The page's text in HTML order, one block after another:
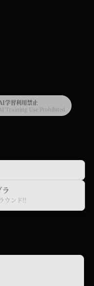
学習利用禁止
Training Use Prohibited
ウンド!!